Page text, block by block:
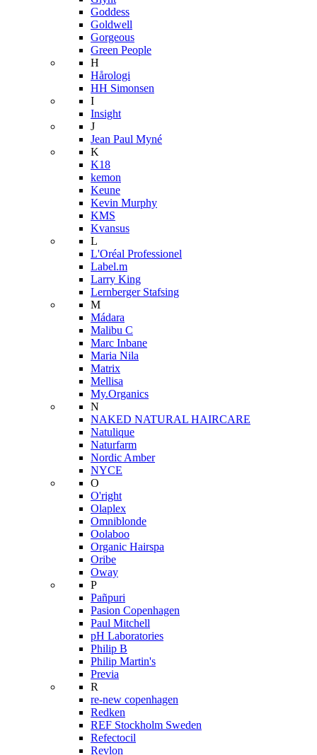
Goddess
Goldwell
Gorgeous
Green People
H
Hårologi
HH Simonsen
I
Insight
J
Jean Paul Myné
K
K18
kemon
Keune
Kevin Murphy
KMS
Kvansus
L
L'Oréal Professionel
Label.m
Larry King
Lernberger Stafsing
M
Mádara
Malibu C
Marc Inbane
Maria Nila
Matrix
Mellisa
My.Organics
N
NAKED NATURAL HAIRCARE
Natulique
Naturfarm
Nordic Amber
NYCE
O
O'right
Olaplex
Omniblonde
Oolaboo
Organic Hairspa
Oribe
Oway
P
Pañpuri
Pasion Copenhagen
Paul Mitchell
pH Laboratories
Philip B
Philip Martin's
Previa
R
re-new copenhagen
Redken
REF Stockholm Sweden
Refectocil
Revlon